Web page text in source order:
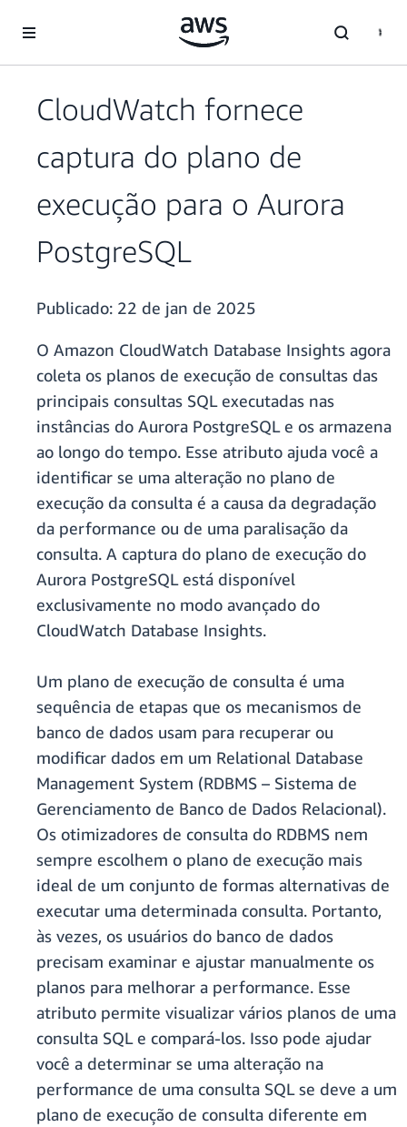
Pular para o conteúdo principal
CloudWatch fornece
captura do plano de
execução para o Aurora
PostgreSQL
Publicado: 22 de jan de 2025
O Amazon CloudWatch Database Insights agora
coleta os planos de execução de consultas das
principais consultas SQL executadas nas
instâncias do Aurora PostgreSQL e os armazena
ao longo do tempo. Esse atributo ajuda você a
identificar se uma alteração no plano de
execução da consulta é a causa da degradação
da performance ou de uma paralisação da
consulta. A captura do plano de execução do
Aurora PostgreSQL está disponível
exclusivamente no modo avançado do
CloudWatch Database Insights.
Um plano de execução de consulta é uma
sequência de etapas que os mecanismos de
banco de dados usam para recuperar ou
modificar dados em um Relational Database
Management System (RDBMS – Sistema de
Gerenciamento de Banco de Dados Relacional).
Os otimizadores de consulta do RDBMS nem
sempre escolhem o plano de execução mais
ideal de um conjunto de formas alternativas de
executar uma determinada consulta. Portanto,
às vezes, os usuários do banco de dados
precisam examinar e ajustar manualmente os
planos para melhorar a performance. Esse
atributo permite visualizar vários planos de uma
consulta SQL e compará-los. Isso pode ajudar
você a determinar se uma alteração na
performance de uma consulta SQL se deve a um
plano de execução de consulta diferente em